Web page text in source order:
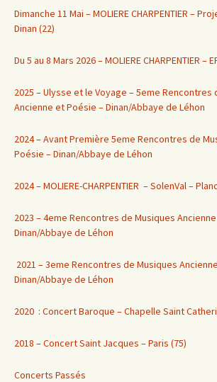
Dimanche 11 Mai – MOLIERE CHARPENTIER –
Dinan (22)
Du 5 au 8 Mars 2026 – MOLIERE CHARPENTIER –
2025 – Ulysse et le Voyage – 5eme Rencontres
Ancienne et Poésie – Dinan/Abbaye de Léhon
2024 – Avant Première 5eme Rencontres de
Poésie – Dinan/Abbaye de Léhon
2024 – MOLIERE-CHARPENTIER – SolenVal –
2023 – 4eme Rencontres de Musiques
Dinan/Abbaye de Léhon
2021 – 3eme Rencontres de Musiques
Dinan/Abbaye de Léhon
2020 : Concert Baroque – Chapelle Saint
2018 – Concert Saint Jacques – Paris (75)
Concerts Passés